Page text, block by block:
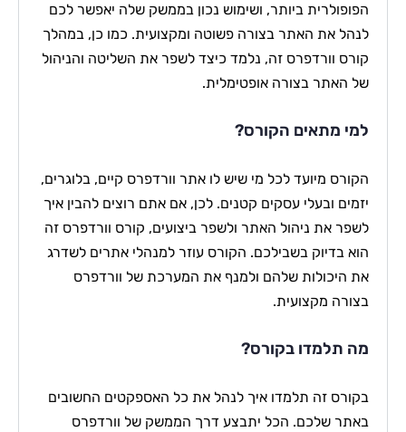
הפופולרית ביותר, ושימוש נכון בממשק שלה יאפשר לכם
לנהל את האתר בצורה פשוטה ומקצועית. כמו כן, במהלך
קורס וורדפרס זה, נלמד כיצד לשפר את השליטה והניהול
של האתר בצורה אופטימלית.
למי מתאים הקורס?
הקורס מיועד לכל מי שיש לו אתר וורדפרס קיים, בלוגרים,
יזמים ובעלי עסקים קטנים. לכן, אם אתם רוצים להבין איך
לשפר את ניהול האתר ולשפר ביצועים, קורס וורדפרס זה
הוא בדיוק בשבילכם. הקורס עוזר למנהלי אתרים לשדרג
את היכולות שלהם ולמנף את המערכת של וורדפרס
בצורה מקצועית.
מה תלמדו בקורס?
בקורס זה תלמדו איך לנהל את כל האספקטים החשובים
באתר שלכם. הכל יתבצע דרך הממשק של וורדפרס